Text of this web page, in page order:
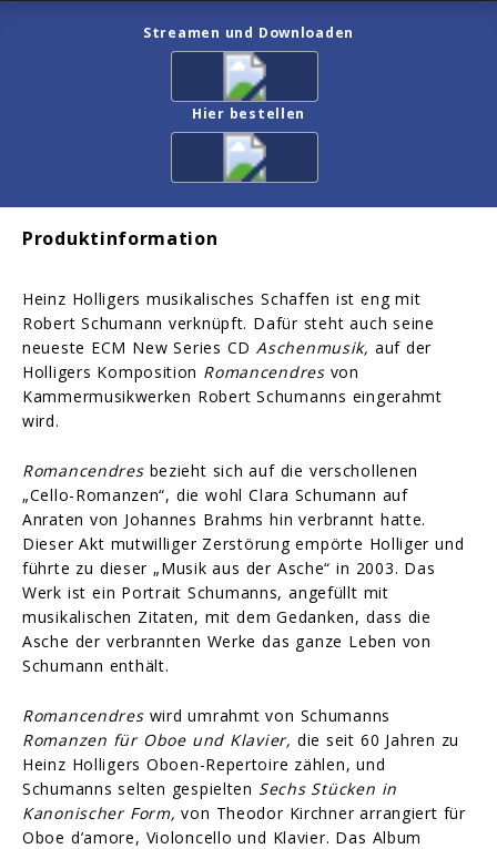
Streamen und Downloaden
Hier bestellen
Produktinformation
Heinz Holligers musikalisches Schaffen ist eng mit
Robert Schumann verknüpft. Dafür steht auch seine
neueste ECM New Series CDAschenmusik, auf der
Holligers Komposition Romancendres von
Kammermusikwerken Robert Schumanns eingerahmt
wird.
Romancendres bezieht sich auf die verschollenen
„Cello-Romanzen“, die wohl Clara Schumann auf
Anraten von Johannes Brahms hin verbrannt hatte.
Dieser Akt mutwilliger Zerstörung empörte Holliger und
führte zu dieser „Musik aus der Asche“ in 2003. Das
Werk ist ein Portrait Schumanns, angefüllt mit
musikalischen Zitaten, mit dem Gedanken, dass die
Asche der verbrannten Werke das ganze Leben von
Schumann enthält.
Romancendres wird umrahmt von Schumanns
Romanzen für Oboe und Klavier, die seit 60 Jahren zu
Heinz Holligers Oboen-Repertoire zählen, und
Schumanns selten gespielten Sechs Stücken in
Kanonischer Form,von Theodor Kirchner arrangiert für
Oboe d’amore, Violoncello und Klavier. Das Album